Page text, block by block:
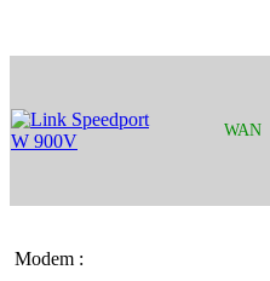
Speedport
W 900V
WAN
Modem :